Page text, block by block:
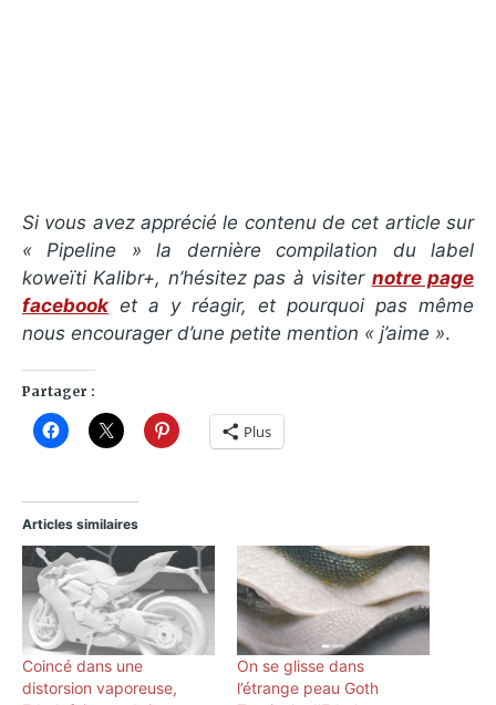
Si vous avez apprécié le contenu de cet article sur
« Pipeline » la dernière compilation du label
koweïti Kalibr+, n’hésitez pas à visiter notre page
facebook et a y réagir, et pourquoi pas même
nous encourager d’une petite mention « j’aime ».
Partager :
Plus
Articles similaires
Coincé dans une
distorsion vaporeuse,
On se glisse dans
l’étrange peau Goth